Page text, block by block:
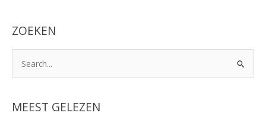
ZOEKEN
kMEEST GELEZEN